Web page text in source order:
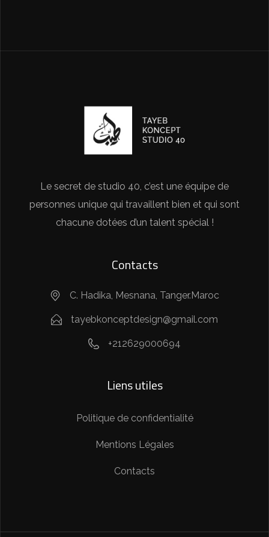
Le secret de studio 40, c’est une équipe de
personnes unique qui travaillent bien et qui sont
chacune dotées d’un talent spécial !
Contacts
C. Hadika, Mesnana, Tanger.Maroc
tayebkonceptdesign@gmail.com
+212629000694
Liens utiles
Politique de confidentialité
Mentions Légales
Contacts